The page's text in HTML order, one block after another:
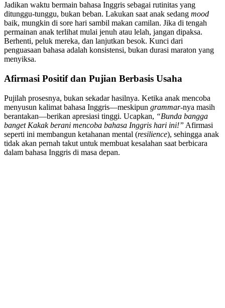
Jadikan waktu bermain bahasa Inggris sebagai rutinitas yang
ditunggu-tunggu, bukan beban. Lakukan saat anak sedang mood
baik, mungkin di sore hari sambil makan camilan. Jika di tengah
permainan anak terlihat mulai jenuh atau lelah, jangan dipaksa.
Berhenti, peluk mereka, dan lanjutkan besok. Kunci dari
penguasaan bahasa adalah konsistensi, bukan durasi maraton yang
menyiksa.
Afirmasi Positif dan Pujian Berbasis Usaha
Pujilah prosesnya, bukan sekadar hasilnya. Ketika anak mencoba
menyusun kalimat bahasa Inggris—meskipun grammar-nya masih
berantakan—berikan apresiasi tinggi. Ucapkan, “Bunda bangga
banget Kakak berani mencoba bahasa Inggris hari ini!” Afirmasi
seperti ini membangun ketahanan mental (resilience), sehingga anak
tidak akan pernah takut untuk membuat kesalahan saat berbicara
dalam bahasa Inggris di masa depan.